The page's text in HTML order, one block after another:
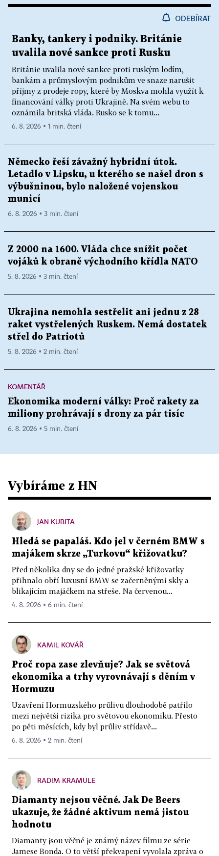
ODEBÍRAT
Banky, tankery i podniky. Británie
uvalila nové sankce proti Rusku
Británie uvalila nové sankce proti ruským lodím,
bankám a průmyslovým podnikům ve snaze narušit
příjmy z prodeje ropy, které by Moskva mohla využít k
financování války proti Ukrajině. Na svém webu to
oznámila britská vláda. Rusko se k tomu...
6. 8. 2026 ▪ 1 min. čtení
Německo řeší závažný hybridní útok.
Letadlo v Lipsku, u kterého se našel dron s
výbušninou, bylo naložené vojenskou
municí
6. 8. 2026 ▪ 3 min. čtení
Z 2000 na 1600. Vláda chce snížit počet
vojáků k obraně východního křídla NATO
5. 8. 2026 ▪ 3 min. čtení
Ukrajina nemohla sestřelit ani jednu z 28
raket vystřelených Ruskem. Nemá dostatek
střel do Patriotů
5. 8. 2026 ▪ 2 min. čtení
KOMENTÁŘ
Ekonomika moderní války: Proč rakety za
miliony prohrávají s drony za pár tisíc
6. 8. 2026 ▪ 5 min. čtení
Vybíráme z HN
JAN KUBITA
Hledá se papaláš. Kdo jel v černém BMW s
majákem skrze „Turkovu“ křižovatku?
Před několika dny se do jedné pražské křižovatky
přihnalo obří luxusní BMW se začerněnými skly a
blikajícím majáčkem na střeše. Na červenou...
4. 8. 2026 ▪ 6 min. čtení
KAMIL KOVÁŘ
Proč ropa zase zlevňuje? Jak se světová
ekonomika a trhy vyrovnávají s děním v
Hormuzu
Uzavření Hormuzského průlivu dlouhodobě patřilo
mezi největší rizika pro světovou ekonomiku. Přesto
po pěti měsících, kdy byl průliv střídavě...
6. 8. 2026 ▪ 2 min. čtení
RADIM KRAMULE
Diamanty nejsou věčné. Jak De Beers
ukazuje, že žádné aktivum nemá jistou
hodnotu
Diamanty jsou věčné je známý název filmu ze série
Jamese Bonda. O to větší překvapení vyvolala zpráva o